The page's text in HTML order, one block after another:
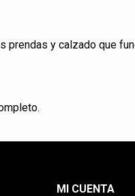
y calzado que
MI CUENTA